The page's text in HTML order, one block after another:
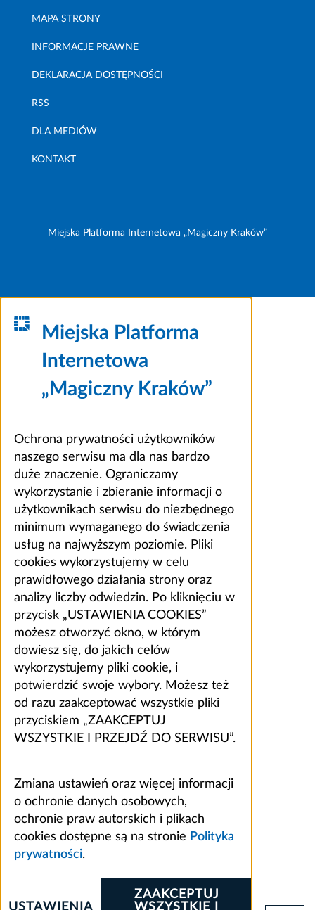
MAPA STRONY
INFORMACJE PRAWNE
DEKLARACJA DOSTĘPNOŚCI
RSS
DLA MEDIÓW
KONTAKT
Miejska Platforma Internetowa „Magiczny Kraków”
Miejska Platforma
Internetowa
„Magiczny Kraków”
Ochrona prywatności użytkowników
naszego serwisu ma dla nas bardzo
duże znaczenie. Ograniczamy
wykorzystanie i zbieranie informacji o
użytkownikach serwisu do niezbędnego
minimum wymaganego do świadczenia
usług na najwyższym poziomie. Pliki
cookies wykorzystujemy w celu
prawidłowego działania strony oraz
analizy liczby odwiedzin. Po kliknięciu w
przycisk „USTAWIENIA COOKIES”
możesz otworzyć okno, w którym
dowiesz się, do jakich celów
wykorzystujemy pliki cookie, i
potwierdzić swoje wybory. Możesz też
od razu zaakceptować wszystkie pliki
przyciskiem „ZAAKCEPTUJ
WSZYSTKIE I PRZEJDŹ DO SERWISU”.
Zmiana ustawień oraz więcej informacji
o ochronie danych osobowych,
ochronie praw autorskich i plikach
cookies dostępne są na stronie Polityka
prywatności.
ZAAKCEPTUJ
WSZYSTKIE I
USTAWIENIA